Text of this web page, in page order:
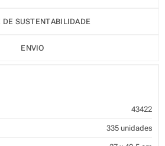
DE SUSTENTABILIDADE
ENVIO
43422
335 unidades